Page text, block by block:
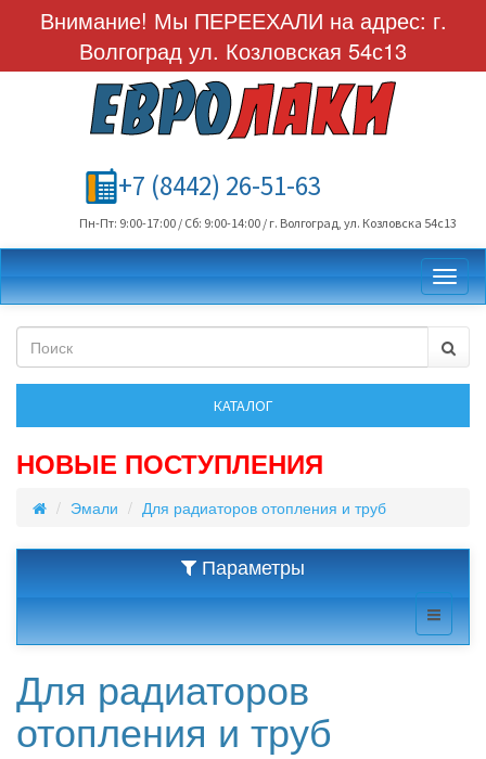
Внимание! Мы ПЕРЕЕХАЛИ на адрес: г.
Волгоград ул. Козловская 54с13
+7 (8442) 26-51-63
Пн-Пт: 9:00-17:00 / Сб: 9:00-14:00 / г. Волгоград, ул. Козловска 54с13
НОВЫЕ ПОСТУПЛЕНИЯ
Эмали Для радиаторов отопления и труб
Параметры
Для радиаторов
отопления и труб